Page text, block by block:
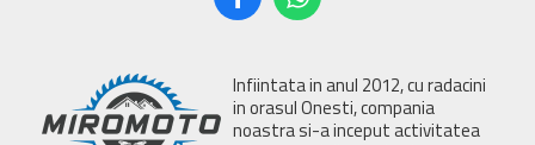
Infiintata in anul 2012, cu radacini
in orasul Onesti, compania
noastra si-a inceput activitatea